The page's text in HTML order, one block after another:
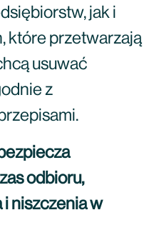
jak i
które przetwarzają
usuwać
z
odbioru,
niszczenia w